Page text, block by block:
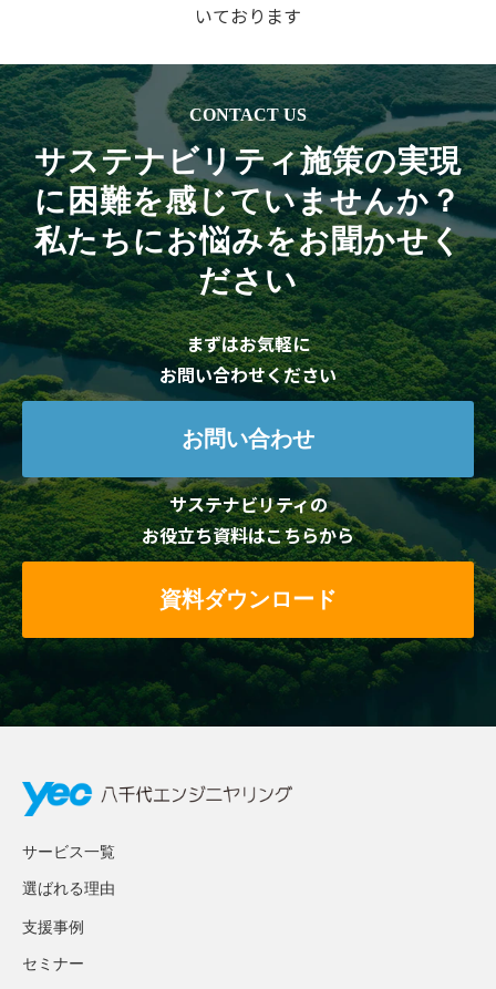
いております
CONTACT US
サステナビリティ施策の実現
に困難を感じていませんか？
私たちにお悩みをお聞かせく
ださい
まずはお気軽に
お問い合わせください
お問い合わせ
サステナビリティの
お役立ち資料はこちらから
資料ダウンロード
サービス一覧
選ばれる理由
支援事例
セミナー